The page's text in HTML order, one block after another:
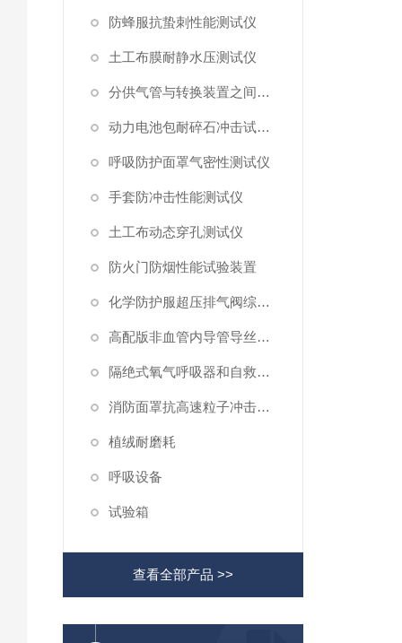
防蜂服抗蛰刺性能测试仪
土工布膜耐静水压测试仪
分供气管与转换装置之间连接强度试验机
动力电池包耐碎石冲击试验机
呼吸防护面罩气密性测试仪
手套防冲击性能测试仪
土工布动态穿孔测试仪
防火门防烟性能试验装置
化学防护服超压排气阀综合性测试仪
高配版非血管内导管导丝滑动性能测试仪
隔绝式氧气呼吸器和自救器二氧化碳吸收率及水分含量测试仪
消防面罩抗高速粒子冲击试验机
植绒耐磨耗
呼吸设备
试验箱
查看全部产品 >>